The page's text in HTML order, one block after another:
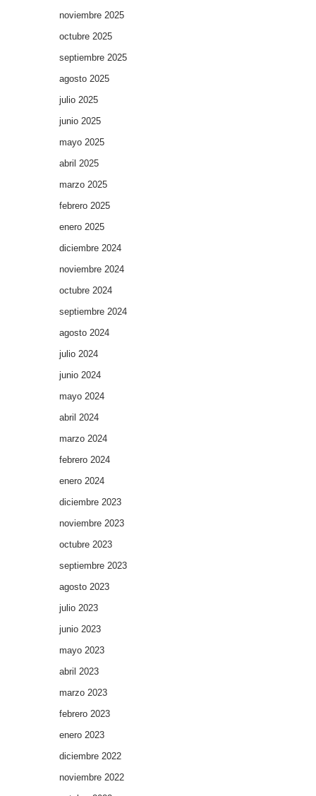
noviembre 2025
octubre 2025
septiembre 2025
agosto 2025
julio 2025
junio 2025
mayo 2025
abril 2025
marzo 2025
febrero 2025
enero 2025
diciembre 2024
noviembre 2024
octubre 2024
septiembre 2024
agosto 2024
julio 2024
junio 2024
mayo 2024
abril 2024
marzo 2024
febrero 2024
enero 2024
diciembre 2023
noviembre 2023
octubre 2023
septiembre 2023
agosto 2023
julio 2023
junio 2023
mayo 2023
abril 2023
marzo 2023
febrero 2023
enero 2023
diciembre 2022
noviembre 2022